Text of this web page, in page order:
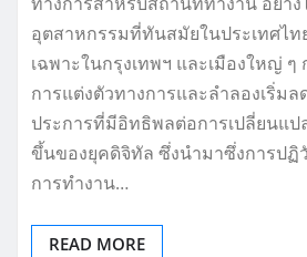
อุตสาหกรรมที่ทันสมัยในประเทศไท
เฉพาะในกรุงเทพฯ และเมืองใหญ่ ๆ
การแต่งตัวทางการและลำลองเริ่มล
ประการที่มีอิทธิพลต่อการเปลี่ยนแป
ขึ้นของยุคดิจิทัล ซึ่งนำมาซึ่งการปฏิ
การทำงาน…
READ MORE